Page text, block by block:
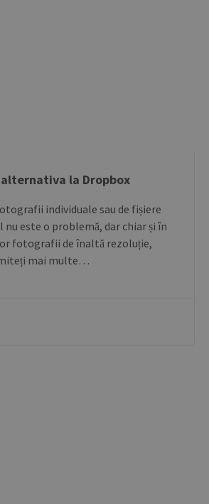
alternativa la Dropbox
individuale sau de fișiere
este o problemă, dar chiar și în
fotografii de înaltă rezoluție,
mai multe…